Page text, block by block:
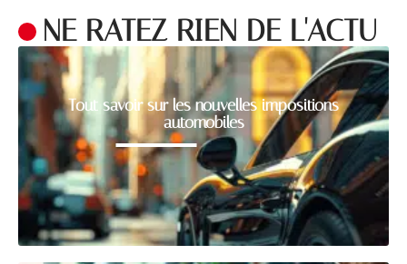
NE RATEZ RIEN DE L'ACTU
Tout savoir sur les nouvelles impositions
automobiles